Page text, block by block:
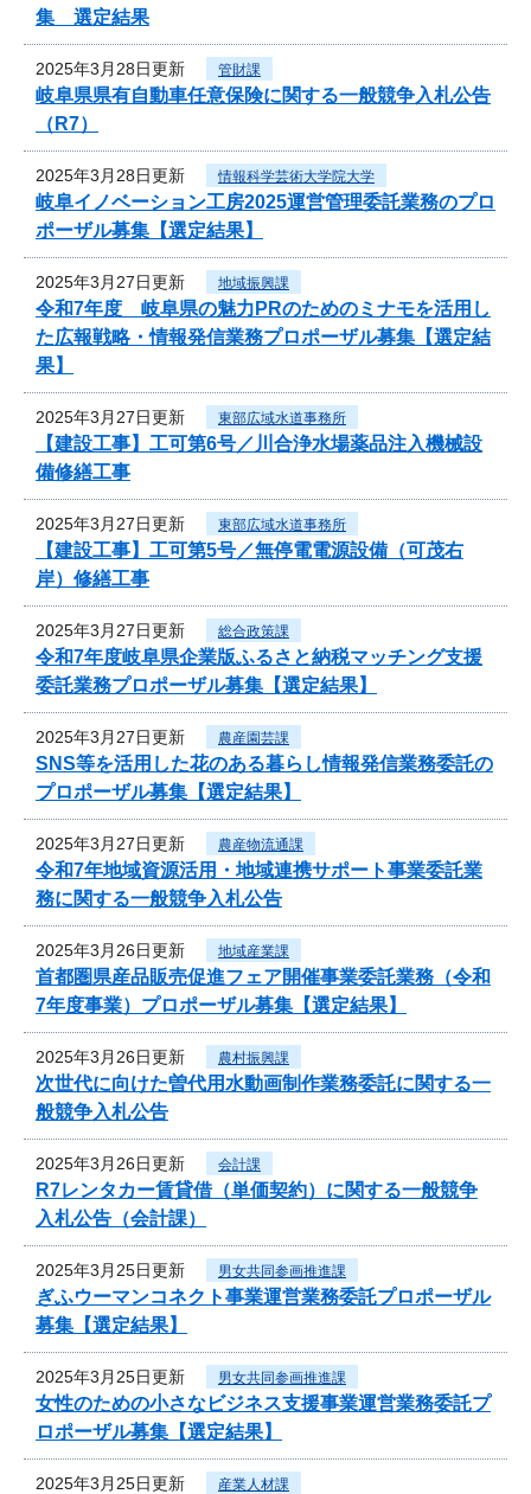
集 選定結果
2025年3月28日更新 管財課
岐阜県県有自動車任意保険に関する一般競争入札公告
（R7）
2025年3月28日更新 情報科学芸術大学院大学
岐阜イノベーション工房2025運営管理委託業務のプロ
ポーザル募集【選定結果】
2025年3月27日更新 地域振興課
令和7年度 岐阜県の魅力PRのためのミナモを活用し
た広報戦略・情報発信業務プロポーザル募集【選定結
果】
2025年3月27日更新 東部広域水道事務所
【建設工事】工可第6号／川合浄水場薬品注入機械設
備修繕工事
2025年3月27日更新 東部広域水道事務所
【建設工事】工可第5号／無停電電源設備（可茂右
岸）修繕工事
2025年3月27日更新 総合政策課
令和7年度岐阜県企業版ふるさと納税マッチング支援
委託業務プロポーザル募集【選定結果】
2025年3月27日更新 農産園芸課
SNS等を活用した花のある暮らし情報発信業務委託の
プロポーザル募集【選定結果】
2025年3月27日更新 農産物流通課
令和7年地域資源活用・地域連携サポート事業委託業
務に関する一般競争入札公告
2025年3月26日更新 地域産業課
首都圏県産品販売促進フェア開催事業委託業務（令和
7年度事業）プロポーザル募集【選定結果】
2025年3月26日更新 農村振興課
次世代に向けた曽代用水動画制作業務委託に関する一
般競争入札公告
2025年3月26日更新 会計課
R7レンタカー賃貸借（単価契約）に関する一般競争
入札公告（会計課）
2025年3月25日更新 男女共同参画推進課
ぎふウーマンコネクト事業運営業務委託プロポーザル
募集【選定結果】
2025年3月25日更新 男女共同参画推進課
女性のための小さなビジネス支援事業運営業務委託プ
ロポーザル募集【選定結果】
2025年3月25日更新 産業人材課